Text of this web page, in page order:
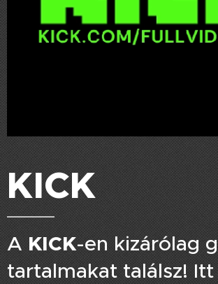
KICK
A KICK-en kizárólag
tartalmakat találsz!